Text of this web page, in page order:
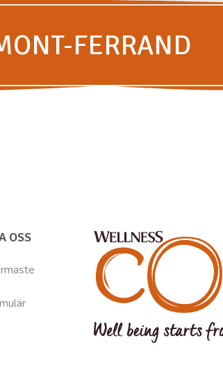
FERRAND
OSS